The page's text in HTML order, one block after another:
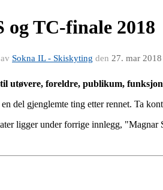
og TC-finale 2018
Sokna IL - Skiskyting den 27. mar 2018
utøvere, foreldre, publikum,
del gjenglemte ting etter rennet. Ta
ligger under forrige innlegg,